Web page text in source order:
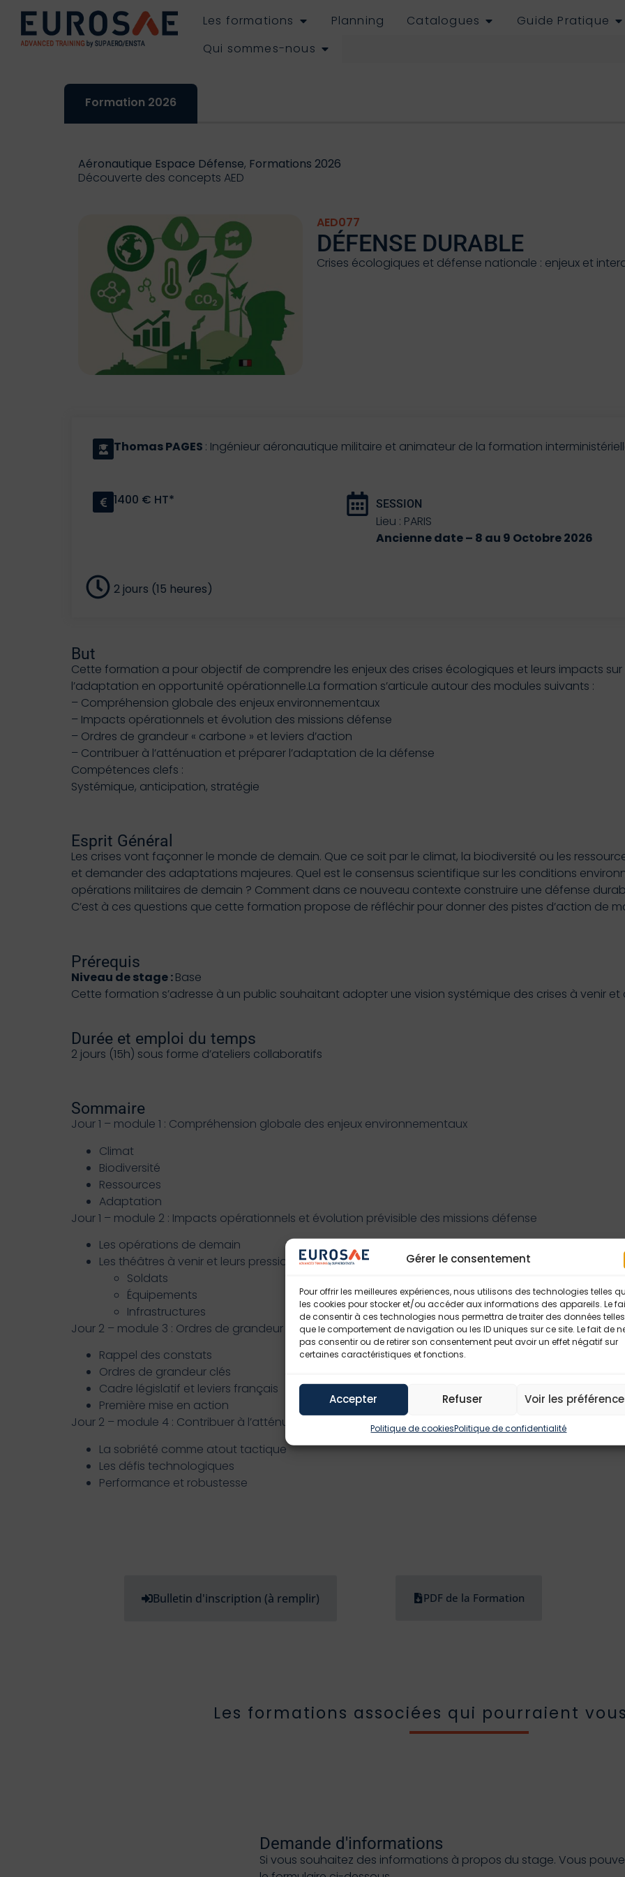
Gérer le consentement
Pour offrir les meilleures expériences, nous utilisons des technologies telles
les cookies pour stocker et/ou accéder aux informations des appareils. Le
de consentir à ces technologies nous permettra de traiter des données telles
que le comportement de navigation ou les ID uniques sur ce site. Le fait de
pas consentir ou de retirer son consentement peut avoir un effet négatif sur
certaines caractéristiques et fonctions.
Accepter Refuser Voir les
Politique de cookiesPolitique de confidentialité
Les formations Planning Catalogues
Guide Pratique
Qui sommes-nous
Formation 2026
Aéronautique Espace Défense, Formations 2026
Découverte des concepts AED
AED077
DÉFENSE DURABLE
Crises écologiques et défense nationale : enjeux et
Thomas PAGES : Ingénieur aéronautique militaire et animateur de la formation
1400 € HT* SESSION
Lieu : PARIS
Ancienne date – 8 au 9 Octobre 2026
2 jours (15 heures)
But
Cette formation a pour objectif de comprendre les enjeux des crises écologiques et leurs impacts
l’adaptation en opportunité opérationnelle.La formation s’articule autour des modules suivants :
– Compréhension globale des enjeux environnementaux
– Impacts opérationnels et évolution des missions défense
– Ordres de grandeur « carbone » et leviers d’action
– Contribuer à l’atténuation et préparer l’adaptation de la défense
Compétences clefs :
Systémique, anticipation, stratégie
Esprit Général
Les crises vont façonner le monde de demain. Que ce soit par le climat, la biodiversité ou les
et demander des adaptations majeures. Quel est le consensus scientifique sur les conditions
opérations militaires de demain ? Comment dans ce nouveau contexte construire une défense
C’est à ces questions que cette formation propose de réfléchir pour donner des pistes d’action de
Prérequis
Niveau de stage :Base
Cette formation s’adresse à un public souhaitant adopter une vision systémique des crises à venir
Durée et emploi du temps
2 jours (15h) sous forme d’ateliers collaboratifs
Sommaire
Jour 1 – module 1 : Compréhension globale des enjeux environnementaux
Climat
Biodiversité
Ressources
Adaptation
Jour 1 – module 2 : Impacts opérationnels et évolution prévisible des missions défense
Les opérations de demain
Les théâtres à venir et leurs pressions sur
Soldats
Équipements
Infrastructures
Jour 2 – module 3 : Ordres de grandeur « carbone » et leviers d’action
Rappel des constats
Ordres de grandeur clés
Cadre législatif et leviers français
Première mise en action
Jour 2 – module 4 : Contribuer à l’atténuation et préparer l’adaptation
La sobriété comme atout tactique
Les défis technologiques
Performance et robustesse
Bulletin d'inscription (à remplir) PDF de la Formation
Les formations associées qui pourraient
Demande d'informations
Si vous souhaitez des informations à propos du stage. Vous